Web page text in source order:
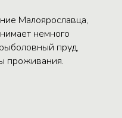
Малоярославца,
немного
пруд,
проживания.